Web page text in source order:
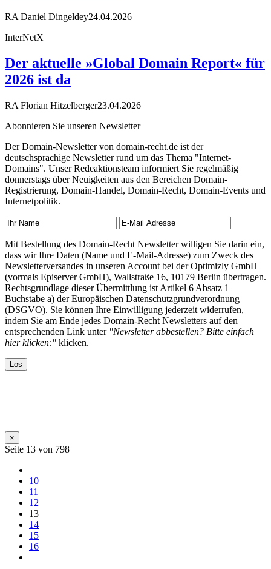
RA Daniel Dingeldey24.04.2026
InterNetX
Der aktuelle »Global Domain Report« für
2026 ist da
RA Florian Hitzelberger23.04.2026
Abonnieren Sie unseren Newsletter
Der Domain-Newsletter von domain-recht.de ist der
deutschsprachige Newsletter rund um das Thema "Internet-
Domains". Unser Redeaktionsteam informiert Sie regelmäßig
donnerstags über Neuigkeiten aus den Bereichen Domain-
Registrierung, Domain-Handel, Domain-Recht, Domain-Events und
Internetpolitik.
Mit Bestellung des Domain-Recht Newsletter willigen Sie darin ein,
dass wir Ihre Daten (Name und E-Mail-Adresse) zum Zweck des
Newsletterversandes in unseren Account bei der Optimizly GmbH
(vormals Episerver GmbH), Wallstraße 16, 10179 Berlin übertragen.
Rechtsgrundlage dieser Übermittlung ist Artikel 6 Absatz 1
Buchstabe a) der Europäischen Datenschutzgrundverordnung
(DSGVO). Sie können Ihre Einwilligung jederzeit widerrufen,
indem Sie am Ende jedes Domain-Recht Newsletters auf den
entsprechenden Link unter "Newsletter abbestellen? Bitte einfach
hier klicken:" klicken.
×
Seite 13 von 798
10
11
12
13
14
15
16